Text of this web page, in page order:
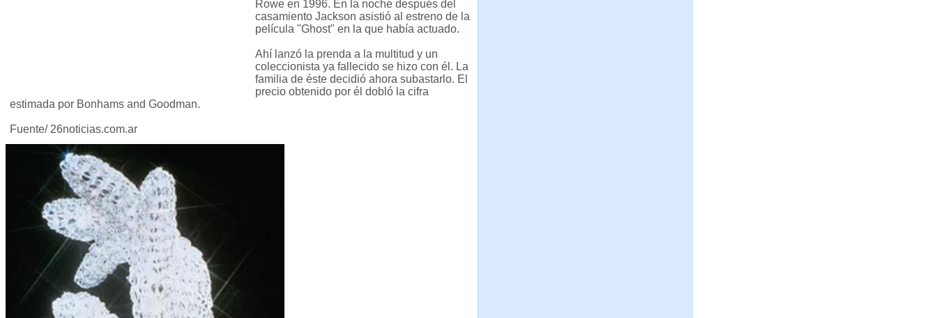
Rowe en 1996. En la noche después del
casamiento Jackson asistió al estreno de la
película "Ghost" en la que había actuado.
Ahí lanzó la prenda a la multitud y un
coleccionista ya fallecido se hizo con él. La
familia de éste decidió ahora subastarlo. El
precio obtenido por él dobló la cifra
estimada por Bonhams and Goodman.
Fuente/ 26noticias.com.ar